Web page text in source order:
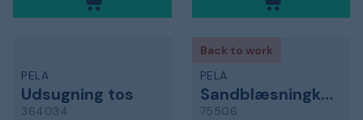
PELA
Udsugning tos
364034
Back to work
PELA
Sandblæsningkabinet
75506